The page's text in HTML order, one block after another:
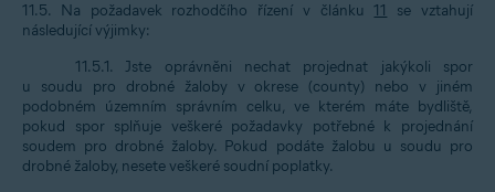
11.5. Na požadavek rozhodčího řízení v článku 11
se vztahují
následující výjimky:
11.5.1. Jste oprávněni nechat projednat jakýkoli spor
u soudu pro drobné žaloby v okrese (county) nebo v jiném
podobném územním správním celku, ve kterém máte bydliště,
pokud spor splňuje veškeré požadavky potřebné k projednání
soudem pro drobné žaloby. Pokud podáte žalobu u soudu pro
drobné žaloby, nesete veškeré soudní poplatky.